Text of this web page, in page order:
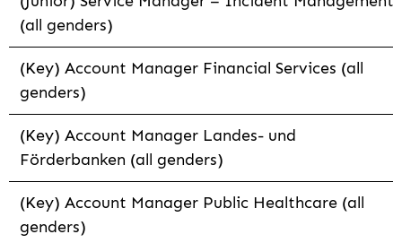
(all genders)
(Key) Account Manager Financial Services (all
genders)
(Key) Account Manager Landes- und
Förderbanken (all genders)
(Key) Account Manager Public Healthcare (all
genders)